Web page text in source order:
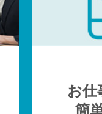
お仕
簡